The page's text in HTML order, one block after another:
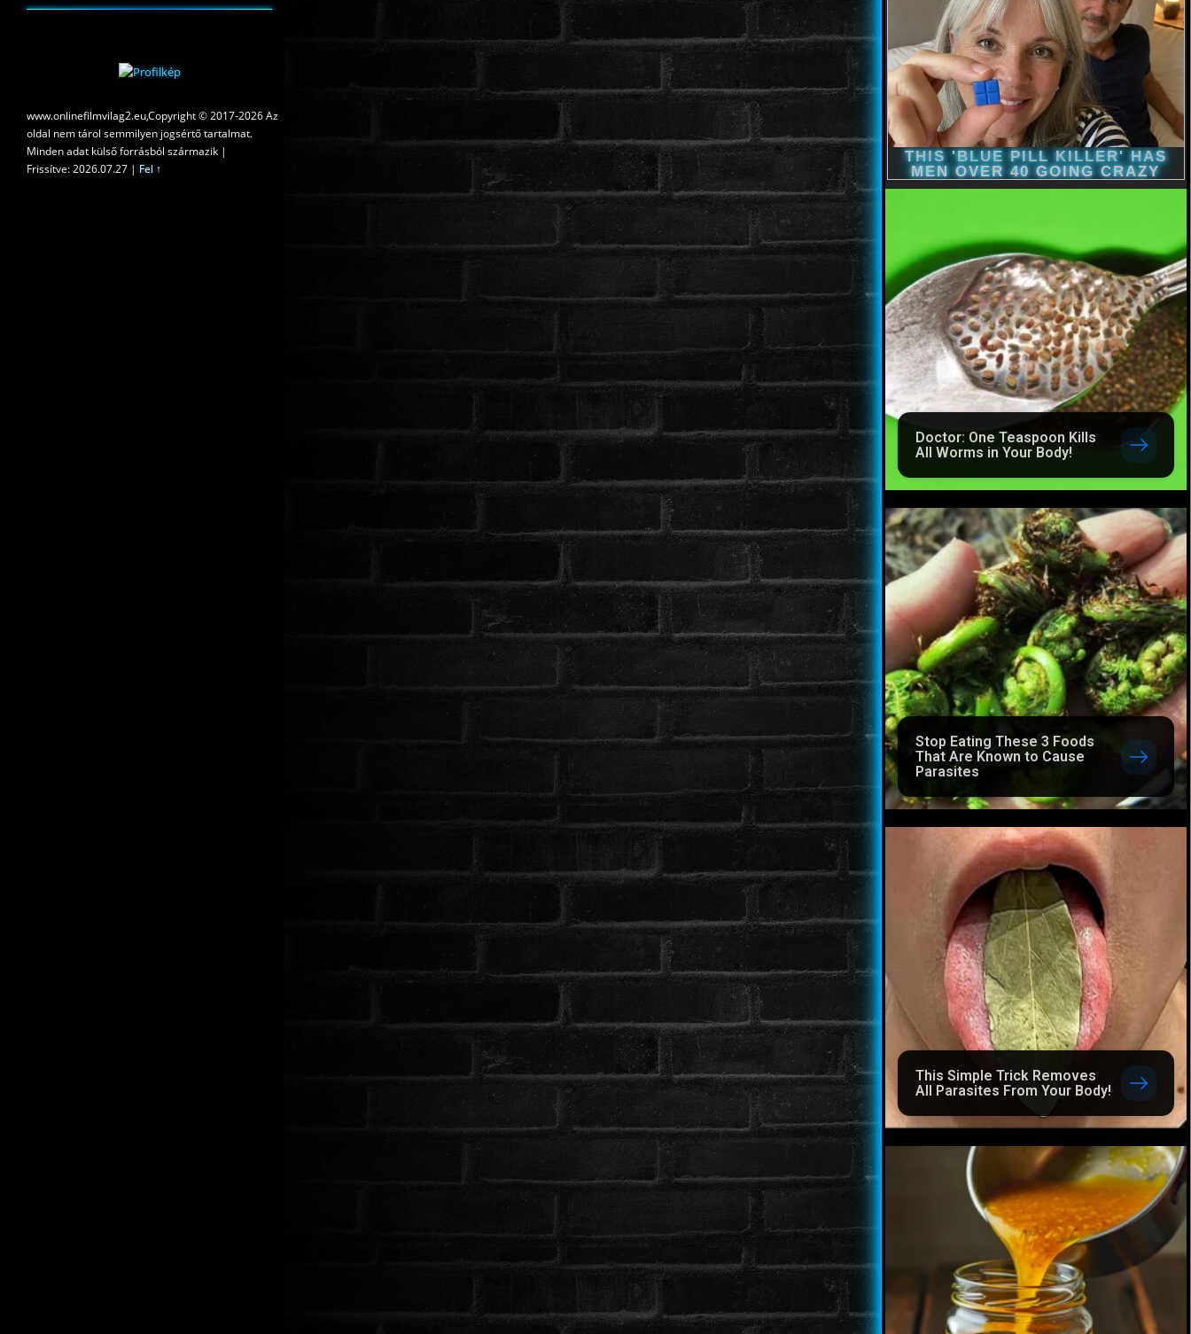
www.onlinefilmvilag2.eu,Copyright © 2017-2026 Az
oldal nem tárol semmilyen jogsértő tartalmat.
Minden adat külső forrásból származik |
Frissítve: 2026.07.27 | Fel ↑
Doctor: One Teaspoon Kills
All Worms in Your Body!
Stop Eating These 3 Foods
That Are Known to Cause
Parasites
This Simple Trick Removes
All Parasites From Your Body!